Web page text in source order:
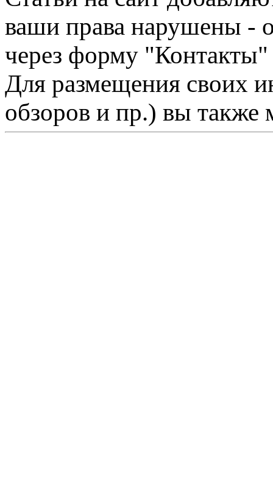
ваши права нарушены -
через форму "Контакты"
Для размещения своих
обзоров и пр.) вы также